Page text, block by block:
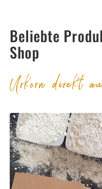
Beliebte
Shop
Urkorn direkt